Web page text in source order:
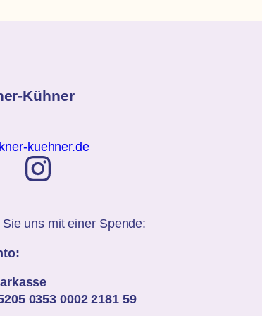
Kühner
kuehner.de
uns mit einer Spende:
0353 0002 2181 59